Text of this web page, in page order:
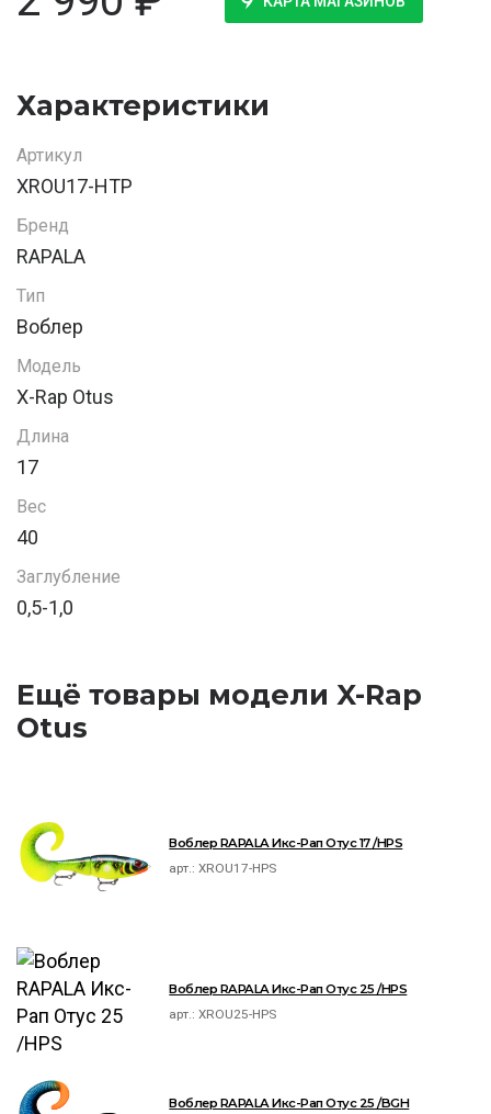
Характеристики
Артикул
XROU17-HTP
Бренд
RAPALA
Тип
Воблер
Модель
X-Rap Otus
Длина
17
Вес
40
Заглубление
0,5-1,0
Ещё товары модели X-Rap
Otus
Воблер RAPALA Икс-Рап Отус 17 /HPS
арт.:XROU17-HPS
Воблер RAPALA Икс-Рап Отус 25 /HPS
арт.:XROU25-HPS
Воблер RAPALA Икс-Рап Отус 25 /BGH